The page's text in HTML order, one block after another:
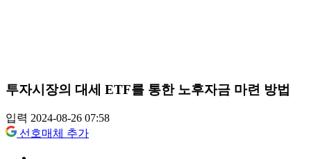
투자시장의 대세 ETF를 통한 노후자금 마련 방법
입력 2024-08-26 07:58
선호매체 추가